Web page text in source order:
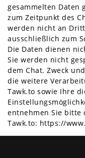
gesammelten Daten
zum Zeitpunkt des
werden nicht an
ausschließlich zum
Die Daten dienen
Sie werden nicht
dem Chat. Zweck
die weitere
Tawk.to sowie Ihre
entnehmen Sie bitte
Tawk.to: https://